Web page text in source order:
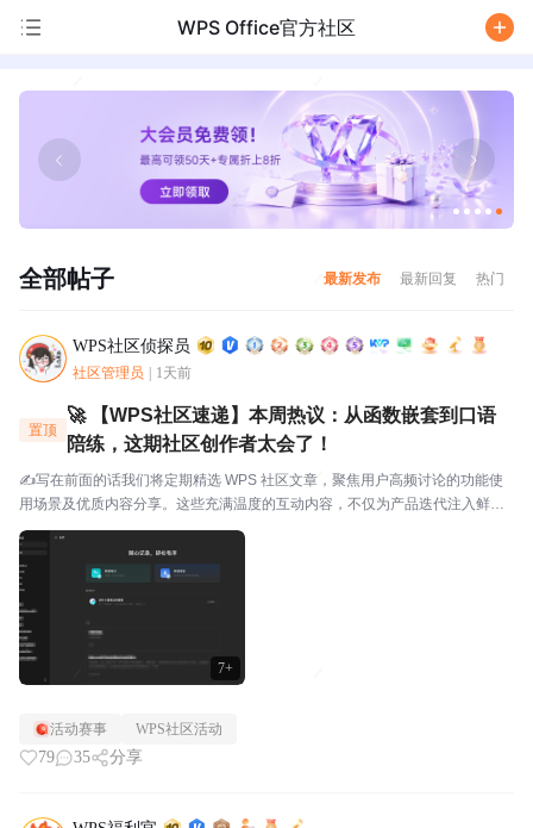
WPS Office官方社区
全部帖子 最新发布 最新回复 热门
WPS社区侦探员
社区管理员 1天前
7+
置顶
🚀 【WPS社区速递】本周热议：从函数嵌套到口语
陪练，这期社区创作者太会了！
✍️写在前面的话我们将定期精选 WPS 社区文章，聚焦用户高频讨论的功能使
用场景及优质内容分享。这些充满温度的互动内容，不仅为产品迭代注入鲜活
灵感，更搭建起官方与用户的双向沟通桥梁，每一份分享都值得被看见与珍
视。⭐关于WPS社区WPS社区（bbs.wps....
活动赛事 WPS社区活动
79 35 分享